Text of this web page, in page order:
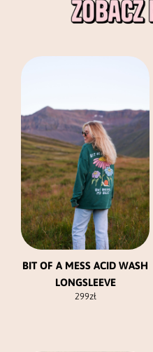
BIT OF A MESS ACID WASH
LONGSLEEVE
299zł
wiele
wariantów.
Opcje
można
wybrać
stronie
produktu